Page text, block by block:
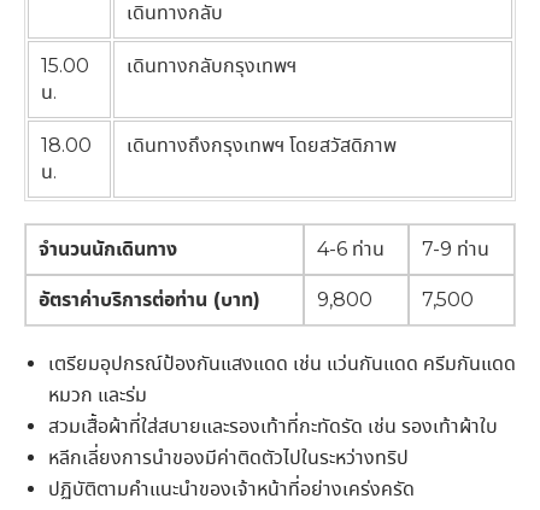
เดินทางกลับ
15.00
น.
เดินทางกลับกรุงเทพฯ
18.00
น.
เดินทางถึงกรุงเทพฯ โดยสวัสดิภาพ
จำนวนนักเดินทาง 4-6 ท่าน 7-9 ท่าน
อัตราค่าบริการต่อท่าน (บาท) 9,800 7,500
เตรียมอุปกรณ์ป้องกันแสงแดด เช่น แว่นกันแดด ครีมกันแดด
หมวก และร่ม
สวมเสื้อผ้าที่ใส่สบายและรองเท้าที่กะทัดรัด เช่น รองเท้าผ้าใบ
หลีกเลี่ยงการนำของมีค่าติดตัวไปในระหว่างทริป
ปฏิบัติตามคำแนะนำของเจ้าหน้าที่อย่างเคร่งครัด